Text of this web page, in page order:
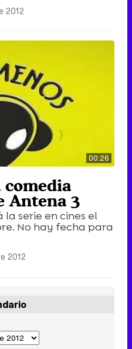
2012
00:26
comedia
Antena 3
serie en cines el
No hay fecha para
2012